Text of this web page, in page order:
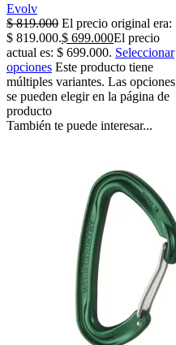
Evolv
$819.000 El precio original era:
$ 819.000.$ 699.000El precio
actual es: $ 699.000. Seleccionar
opciones Este producto tiene
múltiples variantes. Las opciones
se pueden elegir en la página de
producto
También te puede interesar...